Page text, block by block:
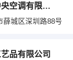
山东百灵中央空调有限公司
薛城区深圳路88号
品有限公司